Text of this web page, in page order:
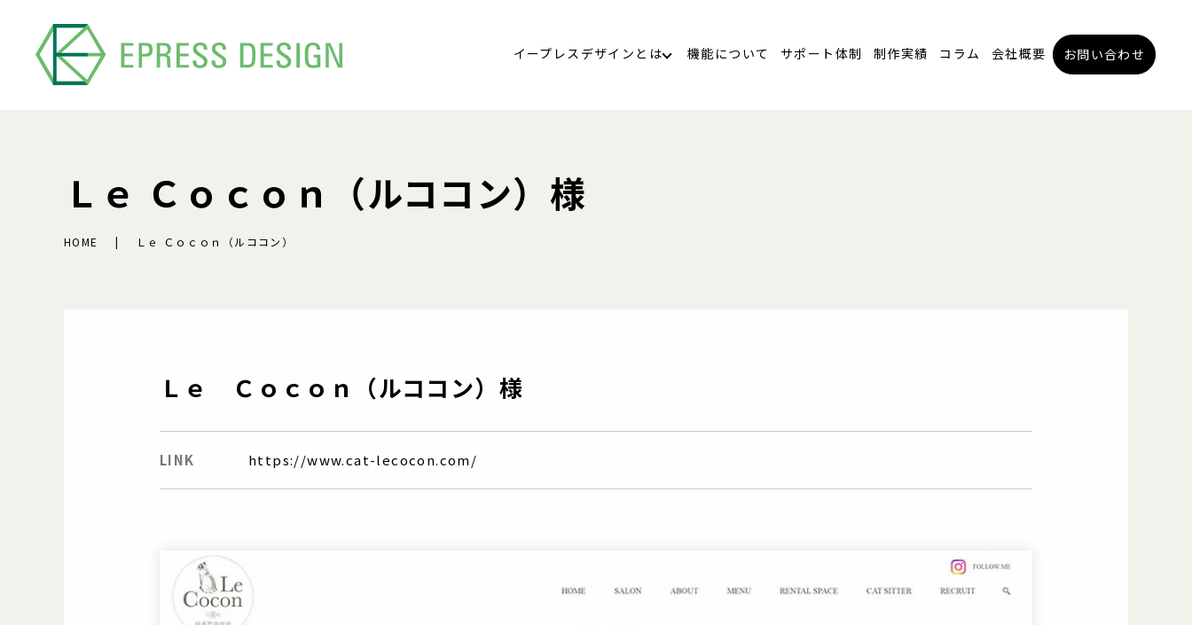
イープレスデザインとは 機能について サポート体制 制作実績 コラム 会社概要 お問い合わせ
Ｌｅ Ｃｏｃｏｎ（ルココン）様
HOME Ｌｅ Ｃｏｃｏｎ（ルココン）
Ｌｅ Ｃｏｃｏｎ（ルココン）様
LINK https://www.cat-lecocon.com/